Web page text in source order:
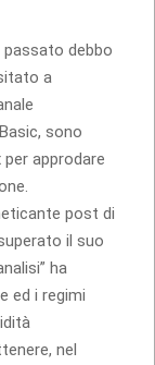
debbo
a
sono
approdare
post di
il suo
ha
ed i regimi
nel